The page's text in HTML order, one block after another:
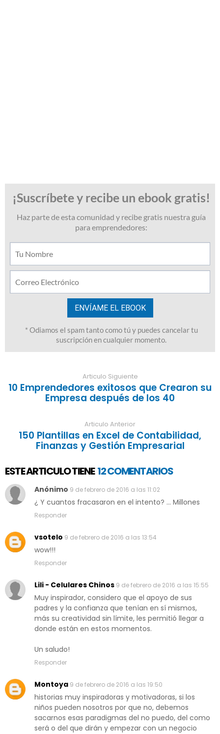
Articulo Siguiente
10 Emprendedores exitosos que Crearon su
Empresa después de los 40
Articulo Anterior
150 Plantillas en Excel de Contabilidad,
Finanzas y Gestión Empresarial
ESTE ARTICULO TIENE 12 COMENTARIOS
Anónimo 9 de febrero de 2016 a las 11:02
¿ Y cuantos fracasaron en el intento? ... Millones
Responder
vsotelo 9 de febrero de 2016 a las 13:54
wow!!!
Responder
Lili - Celulares Chinos 9 de febrero de 2016 a las 15:55
Muy inspirador, considero que el apoyo de sus
padres y la confianza que tenían en sí mismos,
más su creatividad sin límite, les permitió llegar a
donde están en estos momentos.
Un saludo!
Responder
Montoya 9 de febrero de 2016 a las 19:50
historias muy inspiradoras y motivadoras, si los
niños pueden nosotros por que no, debemos
sacarnos esas paradigmas del no puedo, del como
será o del que dirán y empezar con un negocio